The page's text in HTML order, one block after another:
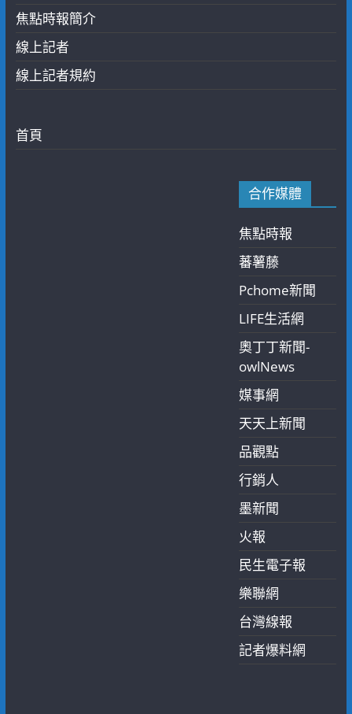
焦點時報簡介
線上記者
線上記者規約
首頁
合作媒體
焦點時報
蕃薯藤
Pchome新聞
LIFE生活網
奧丁丁新聞-
owlNews
媒事網
天天上新聞
品觀點
行銷人
墨新聞
火報
民生電子報
樂聯網
台灣線報
記者爆料網